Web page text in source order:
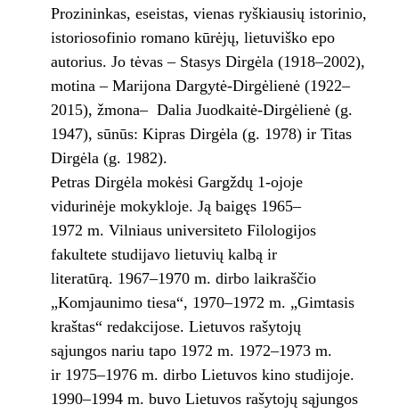
Prozininkas, eseistas, vienas ryškiausių istorinio,
istoriosofinio romano kūrėjų, lietuviško epo
autorius. Jo tėvas – Stasys Dirgėla (1918–2002),
motina – Marijona Dargytė-Dirgėlienė (1922–
2015), žmona– Dalia Juodkaitė-Dirgėlienė (g.
1947), sūnūs: Kipras Dirgėla (g. 1978) ir Titas
Dirgėla (g. 1982).
Petras Dirgėla mokėsi Gargždų 1-ojoje
vidurinėje mokykloje. Ją baigęs 1965–
1972 m. Vilniaus universiteto Filologijos
fakultete studijavo lietuvių kalbą ir
literatūrą. 1967–1970 m. dirbo laikraščio
„Komjaunimo tiesa“, 1970–1972 m. „Gimtasis
kraštas“ redakcijose. Lietuvos rašytojų
sąjungos nariu tapo 1972 m. 1972–1973 m.
ir 1975–1976 m. dirbo Lietuvos kino studijoje.
1990–1994 m. buvo Lietuvos rašytojų sąjungos